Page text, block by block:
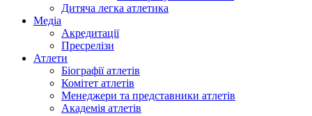
Дитяча легка атлетика
Медіа
Акредитації
Пресрелізи
Атлети
Біографії атлетів
Комітет атлетів
Менеджери та представники атлетів
Академія атлетів